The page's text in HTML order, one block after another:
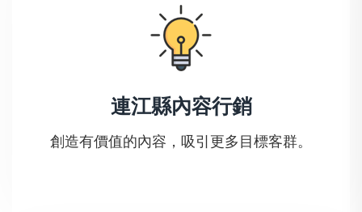
連江縣內容行銷
創造有價值的內容，吸引更多目標客群。